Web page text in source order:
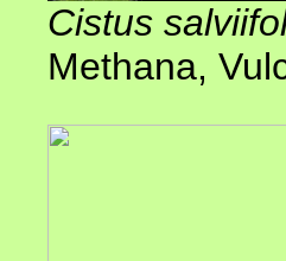
Cistus
Methana,